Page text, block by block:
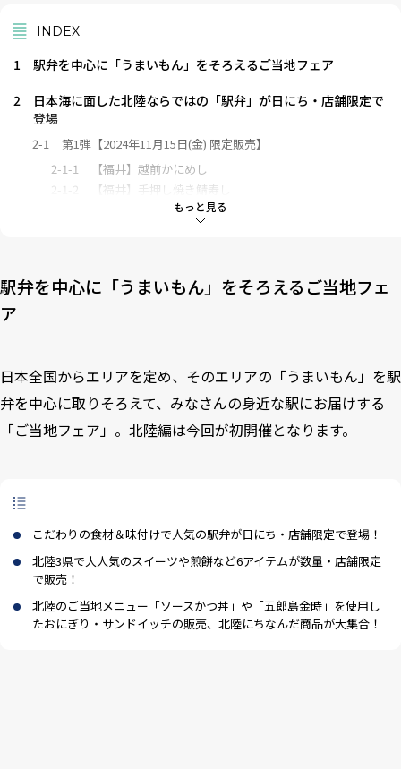
もっと見る
INDEX
1
駅弁を中心に「うまいもん」をそろえるご当地フェア
2
日本海に面した北陸ならではの「駅弁」が日にち・店舗限定で
登場
2-1
第1弾【2024年11月15日(金) 限定販売】
2-1-1
【福井】越前かにめし
2-1-2
【福井】手押し焼き鯖寿し
【敦賀】炙りのどぐろと炙りますの北陸御膳
2-2-2
【富山】源 ますのすし小丸
2-2-3
【富山】源 ぶりかまめし
3-1-2
【石川】加賀棒茶サンドクッキー
3-1-3
【富山】甘金丹
3-1-5
【福井】五月ヶ瀬
4
5
北陸といえばこれ！おすすめ商品たち（一例）
6
北陸のうまいもんが当たるキャンペーンを実施
7
オンラインショップ「SANCHI COLOR」でも「北陸フェア！」
駅弁を中心に「うまいもん」をそろえるご当地フェ
ア
日本全国からエリアを定め、そのエリアの「うまいもん」を駅
弁を中心に取りそろえて、みなさんの身近な駅にお届けする
「ご当地フェア」。北陸編は今回が初開催となります。
こだわりの食材＆味付けで人気の駅弁が日にち・店舗限定で登場！
北陸3県で大人気のスイーツや煎餅など6アイテムが数量・店舗限定
で販売！
北陸のご当地メニュー「ソースかつ丼」や「五郎島金時」を使用し
たおにぎり・サンドイッチの販売、北陸にちなんだ商品が大集合！